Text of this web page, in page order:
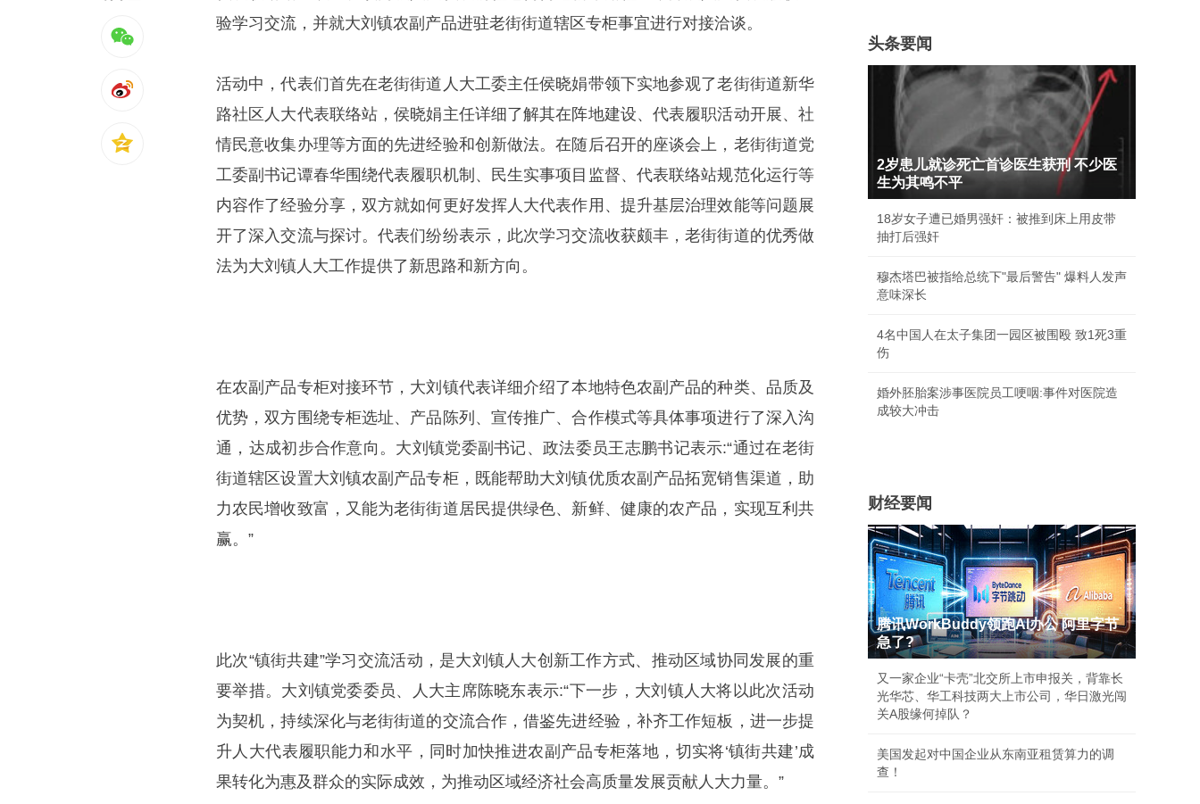
验学习交流，并就大刘镇农副产品进驻老街街道辖区专柜事宜进行对接洽谈。
活动中，代表们首先在老街街道人大工委主任侯晓娟带领下实地参观了老街街道新华
路社区人大代表联络站，侯晓娟主任详细了解其在阵地建设、代表履职活动开展、社
情民意收集办理等方面的先进经验和创新做法。在随后召开的座谈会上，老街街道党
工委副书记谭春华围绕代表履职机制、民生实事项目监督、代表联络站规范化运行等
内容作了经验分享，双方就如何更好发挥人大代表作用、提升基层治理效能等问题展
开了深入交流与探讨。代表们纷纷表示，此次学习交流收获颇丰，老街街道的优秀做
法为大刘镇人大工作提供了新思路和新方向。
在农副产品专柜对接环节，大刘镇代表详细介绍了本地特色农副产品的种类、品质及
优势，双方围绕专柜选址、产品陈列、宣传推广、合作模式等具体事项进行了深入沟
通，达成初步合作意向。大刘镇党委副书记、政法委员王志鹏书记表示:“通过在老街
街道辖区设置大刘镇农副产品专柜，既能帮助大刘镇优质农副产品拓宽销售渠道，助
力农民增收致富，又能为老街街道居民提供绿色、新鲜、健康的农产品，实现互利共
赢。”
此次“镇街共建”学习交流活动，是大刘镇人大创新工作方式、推动区域协同发展的重
要举措。大刘镇党委委员、人大主席陈晓东表示:“下一步，大刘镇人大将以此次活动
为契机，持续深化与老街街道的交流合作，借鉴先进经验，补齐工作短板，进一步提
升人大代表履职能力和水平，同时加快推进农副产品专柜落地，切实将‘镇街共建’成
果转化为惠及群众的实际成效，为推动区域经济社会高质量发展贡献人大力量。”
头条要闻
2岁患儿就诊死亡首诊医生获刑 不少医
生为其鸣不平
18岁女子遭已婚男强奸：被推到床上用皮带
抽打后强奸
穆杰塔巴被指给总统下"最后警告" 爆料人发声
意味深长
4名中国人在太子集团一园区被围殴 致1死3重
伤
婚外胚胎案涉事医院员工哽咽:事件对医院造
成较大冲击
财经要闻
腾讯WorkBuddy领跑AI办公 阿里字节
急了?
又一家企业“卡壳”北交所上市申报关，背靠长
光华芯、华工科技两大上市公司，华日激光闯
关A股缘何掉队？
美国发起对中国企业从东南亚租赁算力的调
查！